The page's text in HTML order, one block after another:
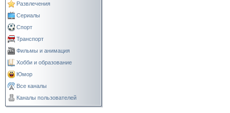
Развлечения
Сериалы
Спорт
Транспорт
Фильмы и анимация
Хобби и образование
Юмор
Все каналы
Каналы пользователей